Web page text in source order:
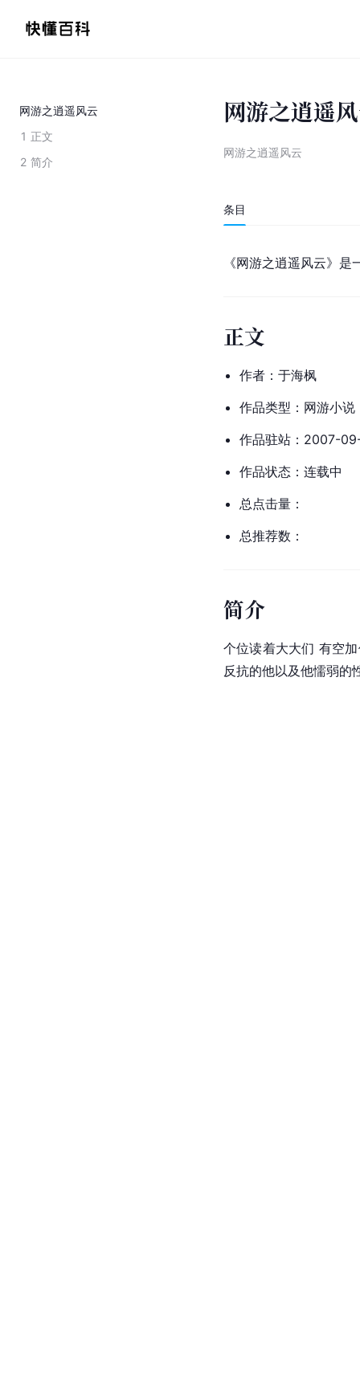
网游之逍遥风云
1 正文
2 简介
网游之逍遥
网游之逍遥风云
条目
《网游之逍遥风云》
正文
作者：于海枫
作品类型：网游小说
作品驻站：2007-
作品状态：连载中
总点击量：
总推荐数：
简介
个位读着大大们 有空
反抗的他以及他懦弱的